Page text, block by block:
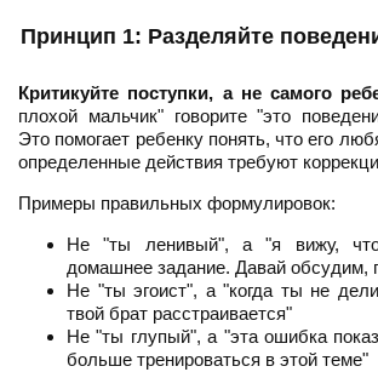
Принцип 1: Разделяйте
Критикуйте поступки, а не самого
плохой мальчик" говорите "это
Это помогает ребенку понять, что его
определенные действия требуют
Примеры правильных формулировок:
Не "ты ленивый", а "я вижу,
домашнее задание. Давай обсудим,
Не "ты эгоист", а "когда ты не
твой брат расстраивается"
Не "ты глупый", а "эта ошибка
больше тренироваться в этой теме"